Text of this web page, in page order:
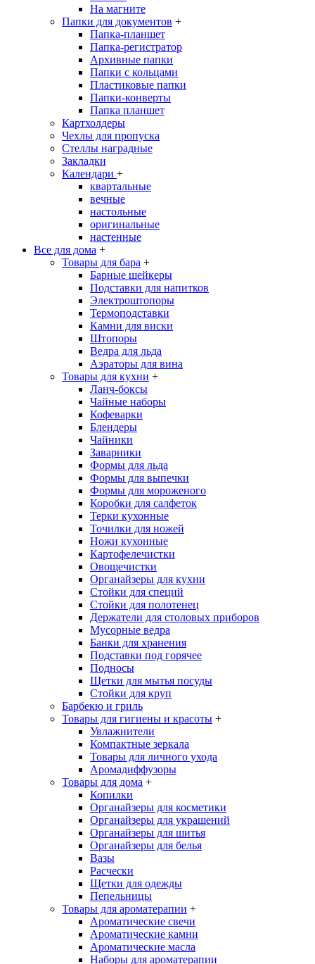
На магните
Папки для документов +
Папка-планшет
Папка-регистратор
Архивные папки
Папки с кольцами
Пластиковые папки
Папки-конверты
Папка планшет
Картхолдеры
Чехлы для пропуска
Стеллы наградные
Закладки
Календари +
квартальные
вечные
настольные
оригинальные
настенные
Все для дома +
Товары для бара +
Барные шейкеры
Подставки для напитков
Электроштопоры
Термоподставки
Камни для виски
Штопоры
Ведра для льда
Аэраторы для вина
Товары для кухни +
Ланч-боксы
Чайные наборы
Кофеварки
Блендеры
Чайники
Заварники
Формы для льда
Формы для выпечки
Формы для мороженого
Коробки для салфеток
Терки кухонные
Точилки для ножей
Ножи кухонные
Картофелечистки
Овощечистки
Органайзеры для кухни
Стойки для специй
Стойки для полотенец
Держатели для столовых приборов
Мусорные ведра
Банки для хранения
Подставки под горячее
Подносы
Щетки для мытья посуды
Стойки для круп
Барбекю и гриль
Товары для гигиены и красоты +
Увлажнители
Компактные зеркала
Товары для личного ухода
Аромадиффузоры
Товары для дома +
Копилки
Органайзеры для косметики
Органайзеры для украшений
Органайзеры для шитья
Органайзеры для белья
Вазы
Расчески
Щетки для одежды
Пепельницы
Товары для ароматерапии +
Ароматические свечи
Ароматические камни
Ароматические масла
Наборы для ароматерапии